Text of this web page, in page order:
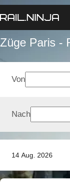
Züge Paris -
14 Aug. 2026
Von
Nach